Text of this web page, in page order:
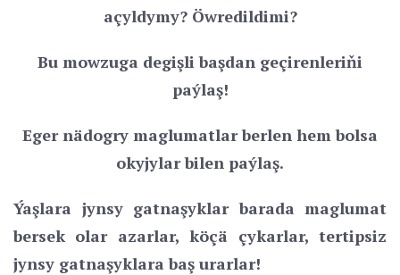
açyldymy? Öwredildimi?
Bu mowzuga degişli başdan geçirenleriňi
paýlaş!
Eger nädogry maglumatlar berlen hem bolsa
okyjylar bilen paýlaş.
Ýaşlara jynsy gatnaşyklar barada maglumat
bersek olar azarlar, köçä çykarlar, tertipsiz
jynsy gatnaşyklara baş urarlar!